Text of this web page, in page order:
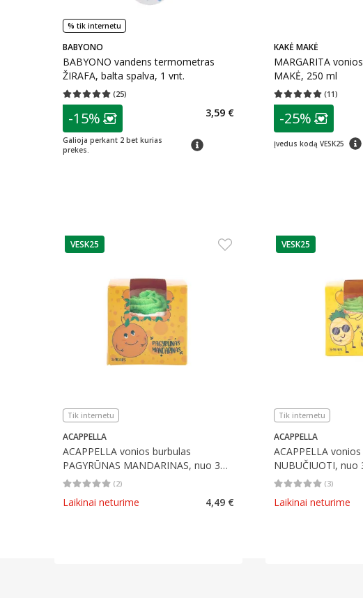
% tik internetu
BABYONO
BABYONO vandens termometras
ŽIRAFA, balta spalva, 1 vnt.
(25)
Vidutinis įvertinimas 5.00
patarimas
Lojalumo klubo narių nuolaida:
-15%
Galioja perkant 2 bet kurias
prekes.
patarimas
3,59 €
KAKĖ MAKĖ
MARGARITA
MAKĖ, 250 ml
(11)
Vidutinis įvertinimas 5.00
patarimas
-25%
Įvedus kodą VESK25
patarimas
VESK25
Tik internetu
ACAPPELLA
ACAPPELLA vonios burbulas
PAGYRŪNAS MANDARINAS, nuo 3
m., 120 g
(2)
Vidutinis įvertinimas 5.00
Laikinai neturime 4,49 €
patarimas
VESK25
Tik internetu
ACAPPELLA
ACAPPELLA
NUBUČIUOTI, nuo
(3)
Vidutinis įvertinimas 5.00
Laikinai neturime